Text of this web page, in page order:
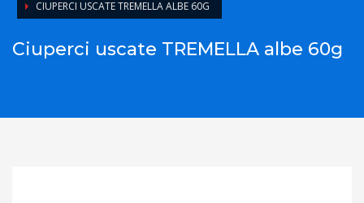
CIUPERCI USCATE TREMELLA ALBE 60G
Ciuperci uscate TREMELLA albe 60g